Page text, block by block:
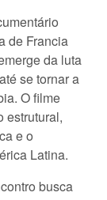
de Francia
da luta
se tornar a
O filme
estrutural,
e o
Latina.
busca